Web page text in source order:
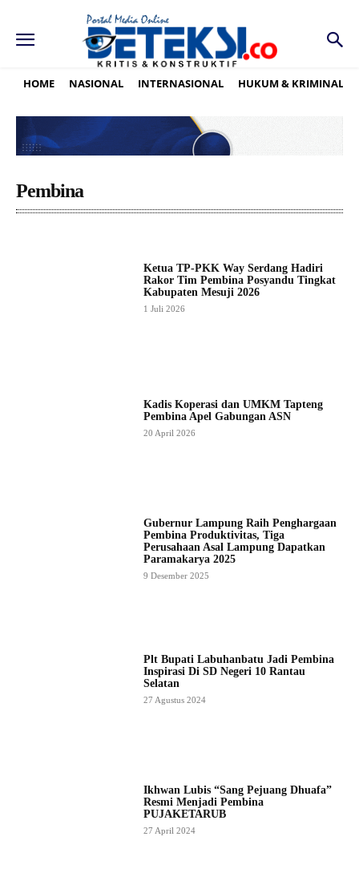
HOME NASIONAL INTERNASIONAL HUKUM & KRIMINAL
Pembina
Ketua TP-PKK Way Serdang Hadiri
Rakor Tim Pembina Posyandu Tingkat
Kabupaten Mesuji 2026
1 Juli 2026
Kadis Koperasi dan UMKM Tapteng
Pembina Apel Gabungan ASN
20 April 2026
Gubernur Lampung Raih Penghargaan
Pembina Produktivitas, Tiga
Perusahaan Asal Lampung Dapatkan
Paramakarya 2025
9 Desember 2025
Plt Bupati Labuhanbatu Jadi Pembina
Inspirasi Di SD Negeri 10 Rantau
Selatan
27 Agustus 2024
Ikhwan Lubis “Sang Pejuang Dhuafa”
Resmi Menjadi Pembina
PUJAKETARUB
27 April 2024